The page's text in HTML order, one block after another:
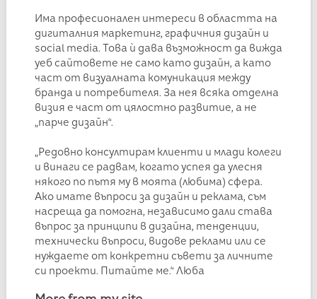
Има професионален интереси в областта на
дигиталния маркетинг, графичния дизайн и
social media. Това ѝ дава възможност да вижда
уеб сайтовете не само като дизайн, а като
част от визуалната комуникация между
бранда и потребителя. За нея всяка отделна
визия е част от цялостно развитие, а не
„парче дизайн“.
„Редовно консултирам клиенти и млади колеги
и винаги се радвам, когато успея да улесня
някого по пътя му в моята (любима) сфера.
Ако имате въпроси за дизайн и реклама, съм
насреща да помогна, независимо дали става
въпрос за принципи в дизайна, тенденции,
технически въпроси, видове реклами или се
нуждаете от конкретни съвети за личните
си проекти. Питайте ме.“ Люба